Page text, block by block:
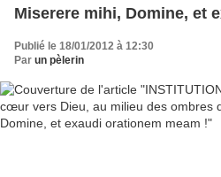
Miserere mihi, Domine, et
meam !
Publié le 18/01/2012 à 12:30
Par un pèlerin